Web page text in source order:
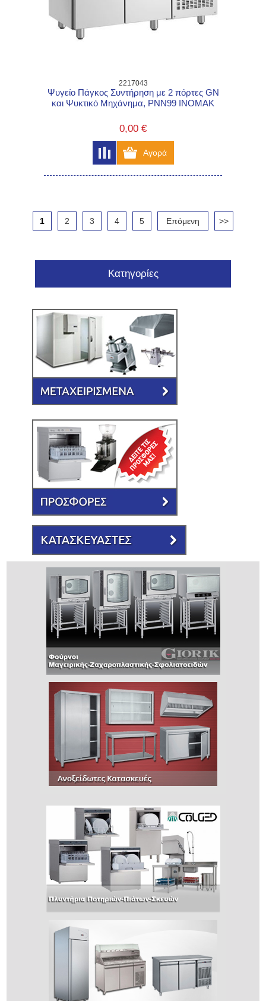
2217043
Ψυγείο Πάγκος Συντήρηση με 2 πόρτες GN
και Ψυκτικό Μηχάνημα, PNN99 INOMAK
0,00 €
1 2 3 4 5 Επόμενη >>
Κατηγορίες